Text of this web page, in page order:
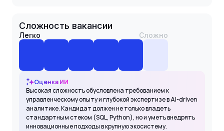
Сложность вакансии
Легко Сложно
Оценка ИИ
Высокая сложность обусловлена требованием к
управленческому опыту и глубокой экспертизе в AI-driven
аналитике. Кандидат должен не только владеть
стандартным стеком (SQL, Python), но и уметь внедрять
инновационные подходы в крупную экосистему.